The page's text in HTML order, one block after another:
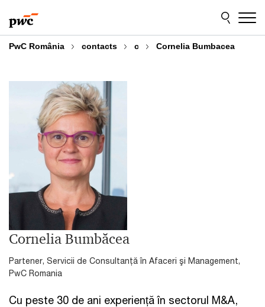
to
content
to
footer
PwC România contacts c Cornelia Bumbacea
Cornelia Bumbăcea
Partener, Servicii de Consultanţă în Afaceri şi Management,
PwC Romania
Cu peste 30 de ani experiență în sectorul M&A,